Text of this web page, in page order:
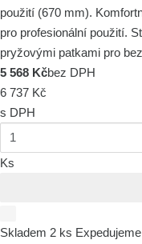
použití (670 mm).
pro profesionální použití.
pryžovými patkami pro
5 568 Kčbez DPH
6 737 Kč
s DPH
Ks
Skladem 2 ks